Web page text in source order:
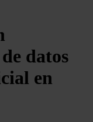
datos
en